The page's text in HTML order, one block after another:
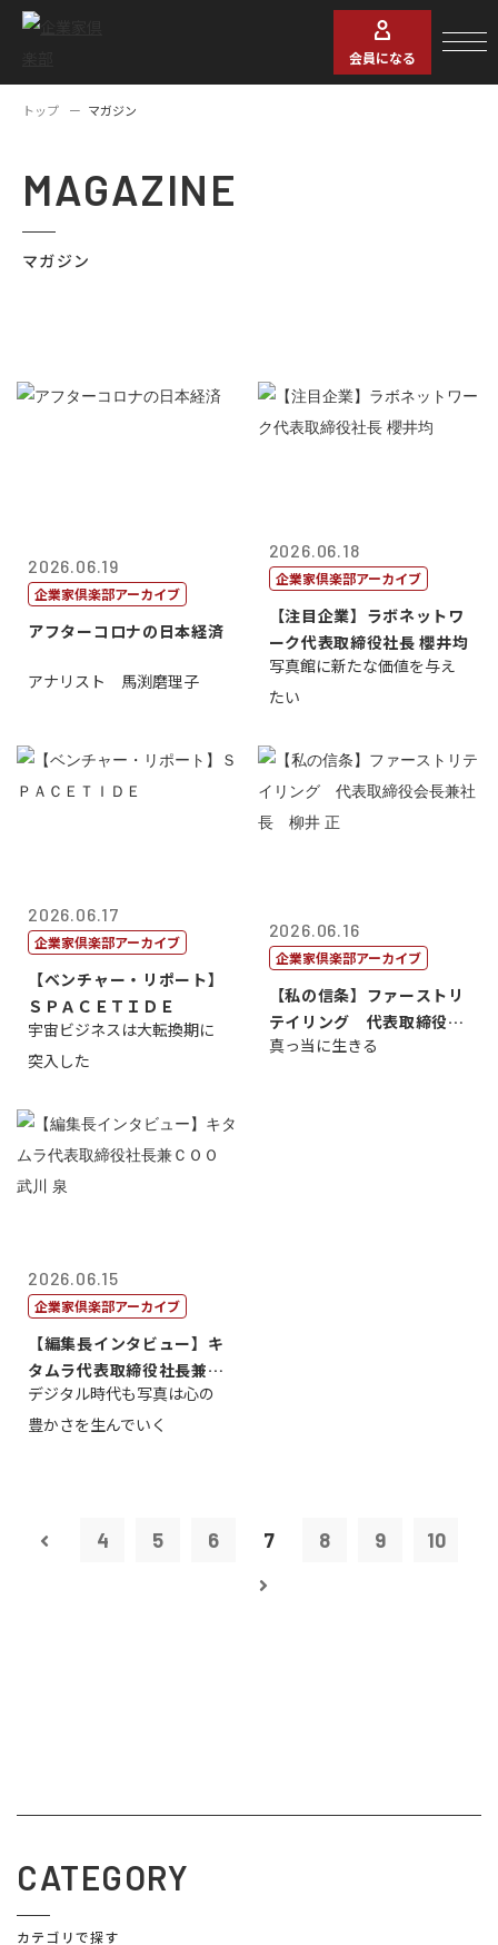
会員になる
トップ マガジン
MAGAZINE
マガジン
2026.06.19
企業家倶楽部アーカイブ
アフターコロナの日本経済
アナリスト 馬渕磨理子
2026.06.18
企業家倶楽部アーカイブ
【注目企業】ラボネットワ
ーク代表取締役社長 櫻井均
写真館に新たな価値を与え
たい
2026.06.17
企業家倶楽部アーカイブ
【ベンチャー・リポート】
ＳＰＡＣＥＴＩＤＥ
宇宙ビジネスは大転換期に
突入した
2026.06.16
企業家倶楽部アーカイブ
【私の信条】ファーストリ
テイリング 代表取締役会
長兼社長 柳...
真っ当に生きる
2026.06.15
企業家倶楽部アーカイブ
【編集長インタビュー】キ
タムラ代表取締役社長兼Ｃ
ＯＯ 武川 ...
デジタル時代も写真は心の
豊かさを生んでいく
4 5 6 7 8 9 10
CATEGORY
カテゴリで探す